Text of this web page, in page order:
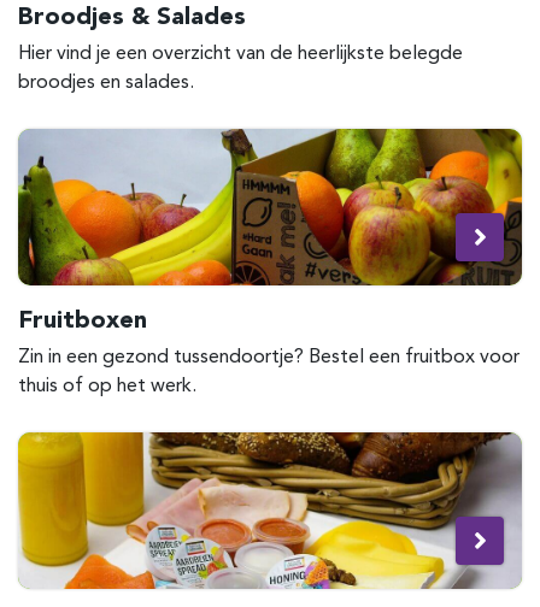
Broodjes & Salades
Hier vind je een overzicht van de heerlijkste belegde
broodjes en salades.
Fruitboxen
Zin in een gezond tussendoortje? Bestel een fruitbox voor
thuis of op het werk.